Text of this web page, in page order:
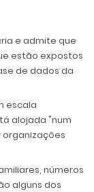
e admite que
estão expostos
de dados da
escala
alojada "num
números
alguns dos